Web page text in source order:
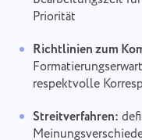
Priorität
Richtlinien zum
respektvolle
Streitverfahren: